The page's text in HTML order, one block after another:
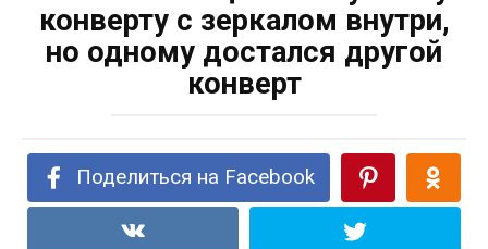
конверту с зеркалом внутри,
но одному достался другой
конверт
Поделиться на Facebook